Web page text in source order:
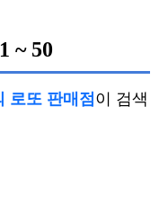
1 ~ 50
로또 판매점 이 검색